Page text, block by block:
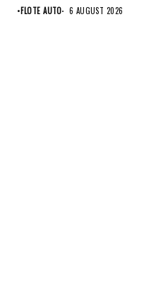
de...
•FLOTE AUTO 6 AUGUST 2026